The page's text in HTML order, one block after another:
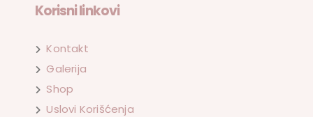
Korisni linkovi
Kontakt
Galerija
Shop
Uslovi Korišćenja